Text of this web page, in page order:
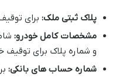
پلاک ثبتی ملک: برای
مشخصات کامل خودرو:
و شماره پلاک برای توقیف
شماره حساب های بانکی: